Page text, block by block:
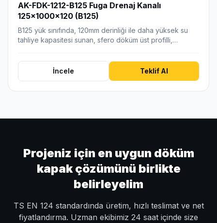
AK-FDK-1212-B125 Fuga Drenaj Kanalı
125x1000x120 (B125)
B125 yük sınıfında, 120mm derinliği ile daha yüksek su
tahliye kapasitesi sunan, sfero döküm üst profilli,…
İncele Teklif Al
Projeniz için en uygun döküm
kapak çözümünü birlikte
belirleyelim
TS EN 124 standardında üretim, hızlı teslimat ve net
fiyatlandırma. Uzman ekibimiz 24 saat içinde size